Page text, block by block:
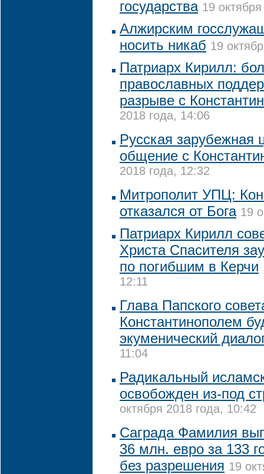
государства 19
Алжирским
носить никаб 19
Патриарх Кирилл:
православных
разрыве с
2018 года, 14:06
Русская зарубежная
общение с
2018 года, 12:32
Митрополит УПЦ:
отказался от Бога 19
Патриарх Кирилл
Христа Спасителя
по погибшим в Керчи
12:11
Глава Папского
Константинополем
экуменический
11:04
Радикальный
освобожден из-под
октября 2018 года, 10:42
Саграда Фамилия
36 млн. евро за 133
без разрешения 19